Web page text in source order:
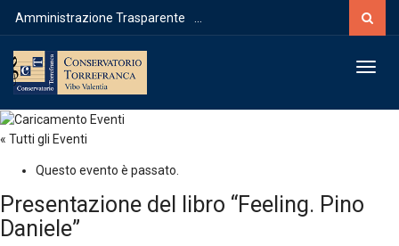
Cerca
Amministrazione Trasparente
« Tutti gli Eventi
Questo evento è passato.
Presentazione del libro “Feeling. Pino
Daniele”